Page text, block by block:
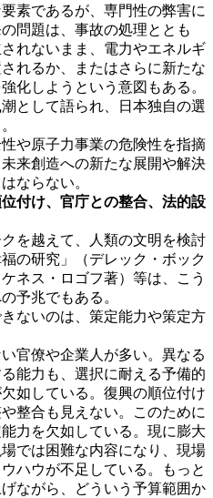
素であるが、専門性の弊害に
問題は、事故の処理ととも
れないまま、電力やエネルギ
れるか、またはさらに新たな
化しようという意図もある。
として語られ、日本独自の選
や原子力事業の危険性を指摘
来創造への新たな展開や解決
ならない。
付け、官庁との整合、法的設
を越えて、人類の文明を検討
の研究」（デレック・ボック
ネス・ロゴフ著）等は、こう
予兆でもある。
ないのは、策定能力や策定方
官僚や企業人が多い。異なる
能力も、選択に耐える予備的
如している。復興の順位付け
整合も見えない。このために
力を欠如している。現に膨大
では困難な内容になり、現場
ハウが不足している。もっと
ながら、どういう予算範囲か